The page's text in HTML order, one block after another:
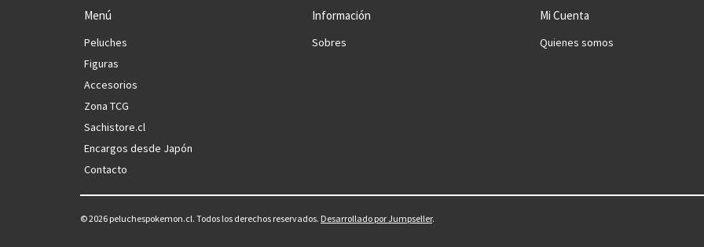
Menú
Peluches
Figuras
Accesorios
Zona TCG
Sachistore.cl
Encargos desde Japón
Contacto
Información
Sobres
Mi Cuenta
Quienes somos
© 2026 peluchespokemon.cl. Todos los derechos reservados. Desarrollado por Jumpseller.